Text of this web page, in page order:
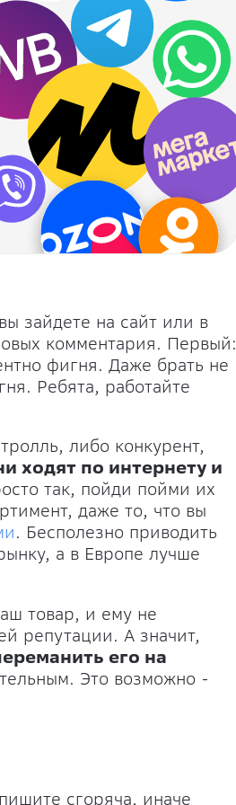
зайдете на сайт или в
комментария. Первый:
фигня. Даже брать не
Ребята, работайте
либо конкурент,
ходят по интернету и
так, пойди пойми их
даже то, что вы
. Бесполезно приводить
а в Европе лучше
товар, и ему не
репутации. А значит,
его на
Это возможно -
сгоряча, иначе